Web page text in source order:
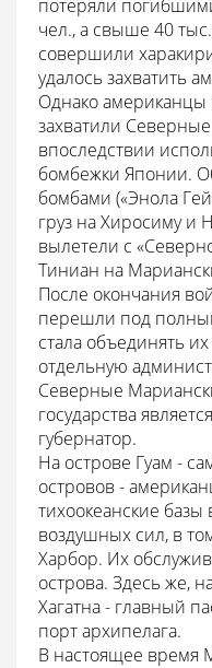
потеряли
чел., а свыше 40
совершили
удалось захватить
Однако американцы
захватили
впоследствии
бомбежки Японии.
бомбами («Энола
груз на Хиросиму и
вылетели с
Тиниан на
После окончания
перешли под
стала объединять
отдельную
Северные
государства
губернатор.
На острове Гуам -
островов -
тихоокеанские
воздушных сил, в
Харбор. Их
острова. Здесь же,
Хагатна - главный
порт архипелага.
В настоящее время